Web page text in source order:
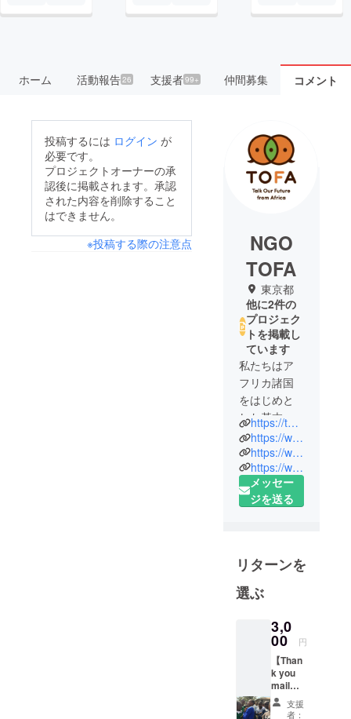
ホーム 活動報告26 支援者99+ 仲間募集 コメント
投稿するには ログイン が
必要です。
プロジェクトオーナーの承
認後に掲載されます。承認
された内容を削除すること
はできません。
※投稿する際の注意点
NGO
TOFA
東京都
他に2件の
プロジェク
トを掲載し
ています
私たちはア
フリカ諸国
をはじめと
した基本的
教育や就労
の支援が必
要な人々と
日本国内の
方々との経
すめている
団体です。
活動軸は、
なります。
1. 教育支援
2.雇用創出
3.自然保護
4.国際交流
https://tofajapan.com/
https://www.facebook.com/tofajapan
https://www.instagram.com/ngo_tofa/
https://www.npo-homepage.go.jp/npoportal/detail/013013439
メッセー
ジを送る
リターンを
選ぶ
3,0
00 円
【Than
k you
mail①
】 ご支
援に対
支援
者：